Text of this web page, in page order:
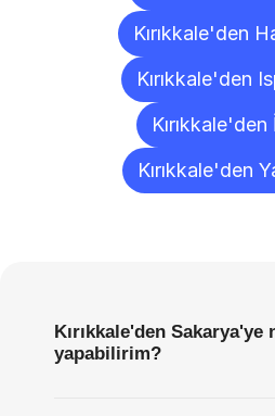
Kırıkkale'den
Kırıkkale'den
Kırıkkale'den
Kırıkkale'den Sakarya'ye
yapabilirim?